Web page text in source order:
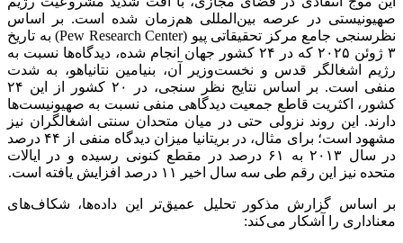
صهیونیستی در عرصه بین‌المللی هم‌زمان شده است. بر اساس
نظرسنجی جامع مرکز تحقیقاتی پیو
(Pew Research Center) به تاریخ
۳ ژوئن ۲۰۲۵ که در ۲۴ کشور جهان انجام شده، دیدگاه‌ها نسبت به
رژیم اشغالگر قدس و نخست‌وزیر آن، بنیامین نتانیاهو، به شدت
منفی است. بر اساس نتایج نظر سنجی
، در ۲۰ کشور از این ۲۴
کشور، اکثریت قاطع جمعیت دیدگاهی منفی نسبت به صهیونیست‌ها
دارند. این روند نزولی حتی در میان متحدان سنتی اشغالگران نیز
مشهود است؛ برای مثال، در بریتانیا میزان دیدگاه منفی از ۴۴ درصد
در سال ۲۰۱۳ به ۶۱ درصد در مقطع کنونی رسیده و در ایالات
متحده نیز این رقم طی سه سال اخیر ۱۱ درصد افزایش یافته است.
بر اساس گزارش مذکور تحلیل عمیق‌تر این داده‌ها، شکاف‌های
معناداری را آشکار می‌کند: